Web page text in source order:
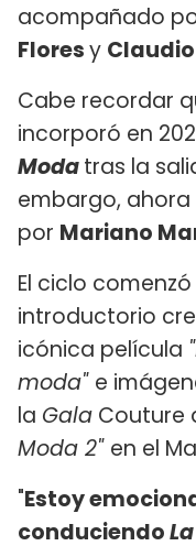
acompañado
Floresy
Cabe recordar
incorporó en
Modatras la
embargo,
por Mariano
El ciclo
introductorio
icónica película
moda" e
la Gala Couture
Moda 2" en el
"Estoy
conduciendo